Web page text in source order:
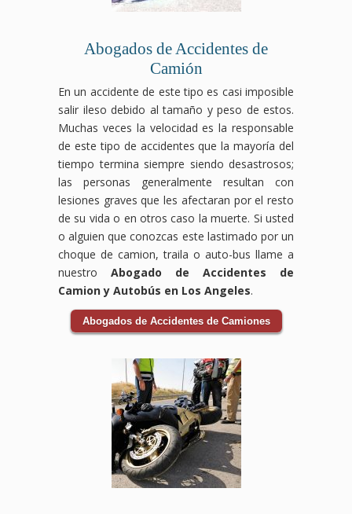
accidente
que
te
corresponde.
y
te
Abogados de Accidentes de
Camión
En un accidente de este tipo es casi imposible
salir ileso debido al tamaño y peso de estos.
Muchas veces la velocidad es la responsable
de este tipo de accidentes que la mayoría del
tiempo termina siempre siendo desastrosos;
las personas generalmente resultan con
lesiones graves que les afectaran por el resto
de su vida o en otros caso la muerte. Si usted
o alguien que conozcas este lastimado por un
choque de camion, traila o auto-bus llame a
nuestro Abogado de Accidentes de
Camion y Autobús en Los Angeles.
Abogados de Accidentes de Camiones